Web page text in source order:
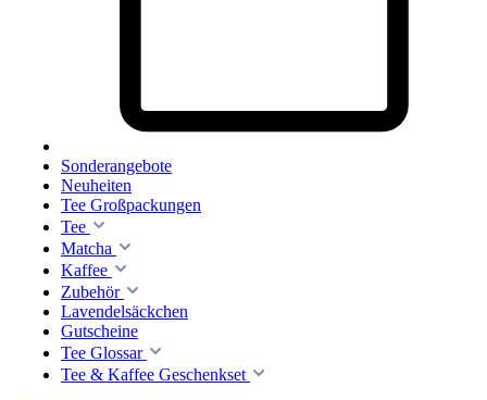
Sonderangebote
Neuheiten
Tee Großpackungen
Tee
Matcha
Kaffee
Zubehör
Lavendelsäckchen
Gutscheine
Tee Glossar
Tee & Kaffee Geschenkset